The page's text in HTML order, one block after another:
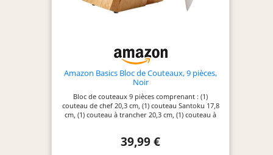
Amazon Basics Bloc de Couteaux, 9 pièces,
Noir
Bloc de couteaux 9 pièces comprenant : (1)
couteau de chef 20,3 cm, (1) couteau Santoku 17,8
cm, (1) couteau à trancher 20,3 cm, (1) couteau à
(1) bloc à couteaux Lames en acier inoxydable
39,99 €